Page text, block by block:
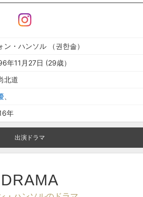
ン・ハンソル （권한솔）
年11月27日 (29歳）
北道
年
出演ドラマ
DRAMA